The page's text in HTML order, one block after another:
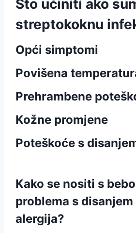
Što učiniti ako
streptokoknu
Opći simptomi
Povišena
Prehrambene
Kožne promjene
Poteškoće s
Kako se nositi s
problema s
alergija?